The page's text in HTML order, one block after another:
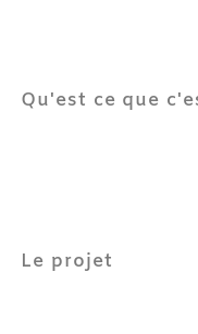
Qu'est ce que
Le projet